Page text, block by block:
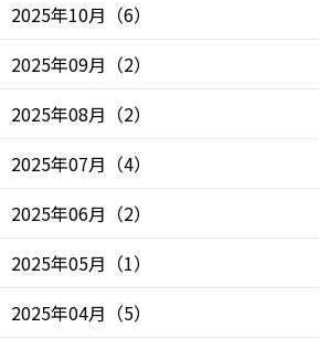
2025年10月 （6）
2025年09月 （2）
2025年08月 （2）
2025年07月 （4）
2025年06月 （2）
2025年05月 （1）
2025年04月 （5）